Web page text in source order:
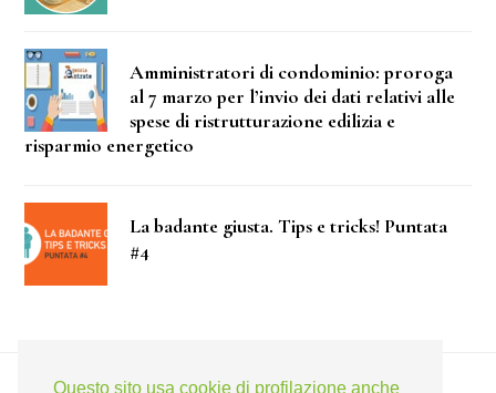
Questo sito usa cookie di profilazione anche
Amministratori di condominio: proroga
al 7 marzo per l’invio dei dati relativi alle
spese di ristrutturazione edilizia e
risparmio energetico
La badante giusta. Tips e tricks! Puntata
#4